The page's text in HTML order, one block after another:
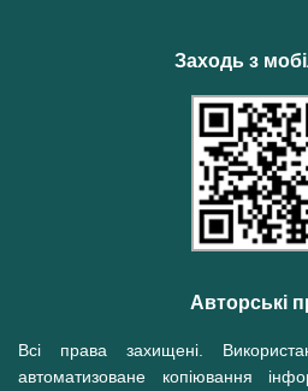
Заходь з
Авторські
Всі права захищені.
автоматизоване копіювання